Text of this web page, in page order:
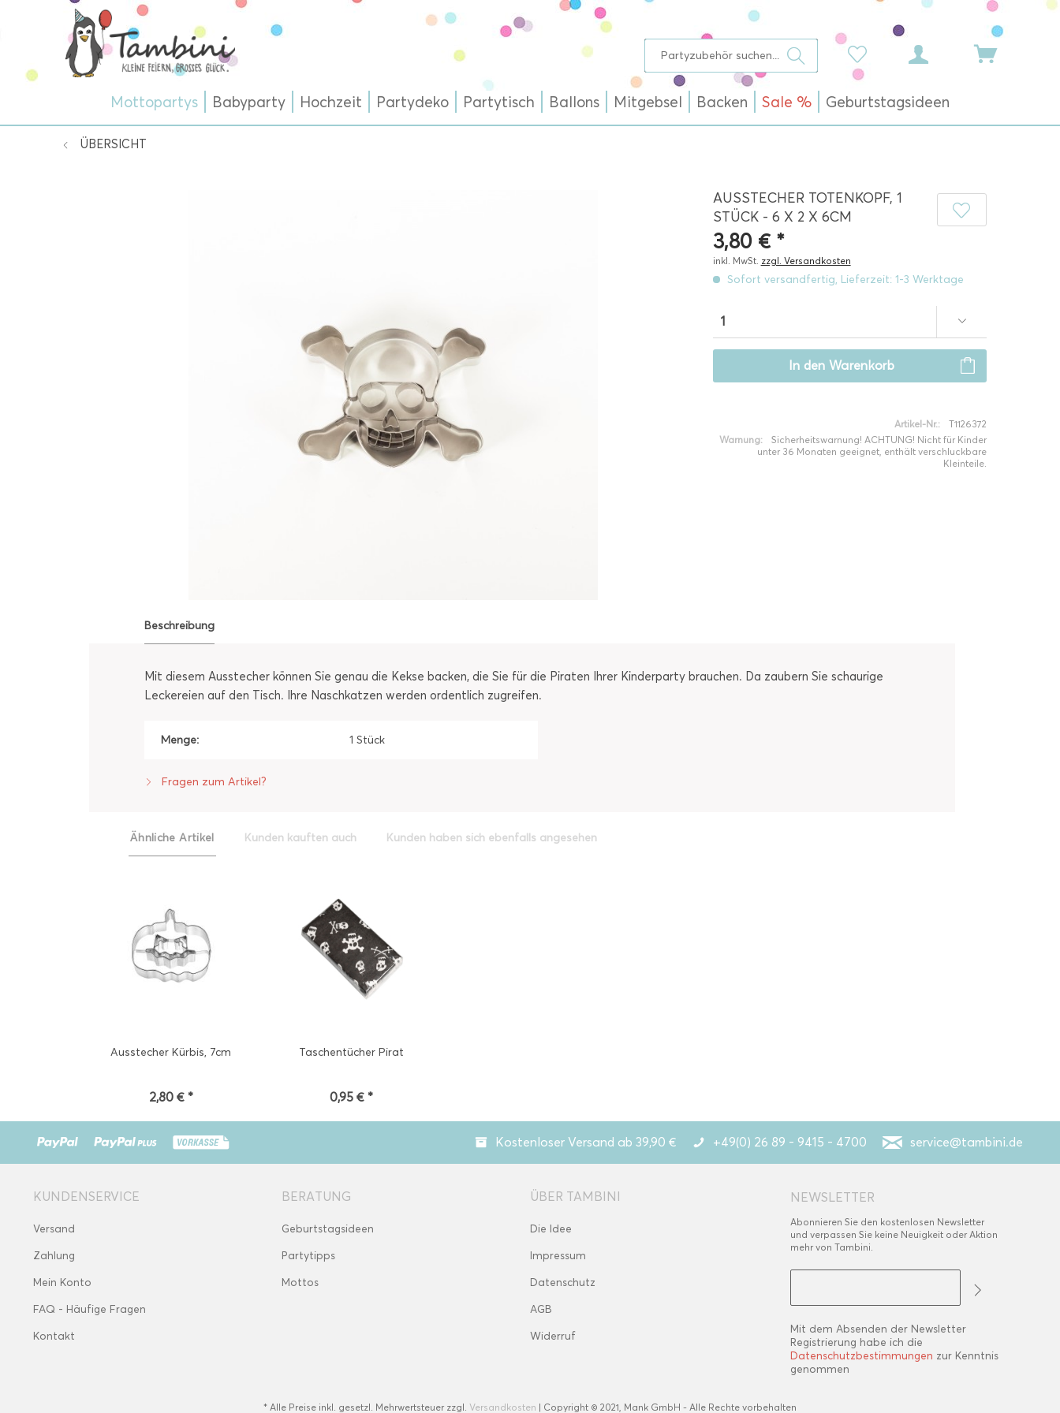
Mottopartys Babyparty Hochzeit Partydeko Partytisch Ballons Mitgebsel Backen Sale % Geburtstagsideen
ÜBERSICHT
AUSSTECHER TOTENKOPF, 1
STÜCK - 6 X 2 X 6CM
3,80 € *
inkl. MwSt. zzgl. Versandkosten
Sofort versandfertig, Lieferzeit: 1-3 Werktage
In den Warenkorb
Artikel-Nr.:
T1126372
Warnung:
Sicherheitswarnung! ACHTUNG! Nicht für Kinder
unter 36 Monaten geeignet, enthält verschluckbare
Kleinteile.
Beschreibung
Mit diesem Ausstecher können Sie genau die Kekse backen, die Sie für die Piraten Ihrer Kinderparty brauchen. Da zaubern Sie schaurige
Leckereien auf den Tisch. Ihre Naschkatzen werden ordentlich zugreifen.
Menge: 1 Stück
Fragen zum Artikel?
Ähnliche Artikel Kunden kauften auch Kunden haben sich ebenfalls angesehen
Ausstecher Kürbis, 7cm
2,80 € *
Taschentücher Pirat
0,95 € *
Kostenloser Versand ab 39,90 € +49(0) 26 89 - 9415 - 4700 service@tambini.de
KUNDENSERVICE
Versand
Zahlung
Mein Konto
FAQ - Häufige Fragen
Kontakt
BERATUNG
Geburtstagsideen
Partytipps
Mottos
ÜBER TAMBINI
Die Idee
Impressum
Datenschutz
AGB
Widerruf
NEWSLETTER
Abonnieren Sie den kostenlosen Newsletter
und verpassen Sie keine Neuigkeit oder Aktion
mehr von Tambini.
Mit dem Absenden der Newsletter
Registrierung habe ich die
Datenschutzbestimmungen zur Kenntnis
genommen
* Alle Preise inkl. gesetzl. Mehrwertsteuer zzgl. Versandkosten | Copyright © 2021, Mank GmbH - Alle Rechte vorbehalten